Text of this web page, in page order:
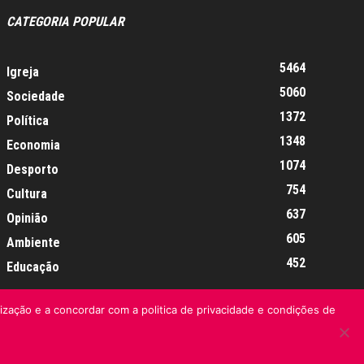
CATEGORIA POPULAR
Igreja
5464
Sociedade
5060
Política
1372
Economia
1348
Desporto
1074
Cultura
754
Opinião
637
Ambiente
605
Educação
452
e a concordar com a politica de privacidade e condições de